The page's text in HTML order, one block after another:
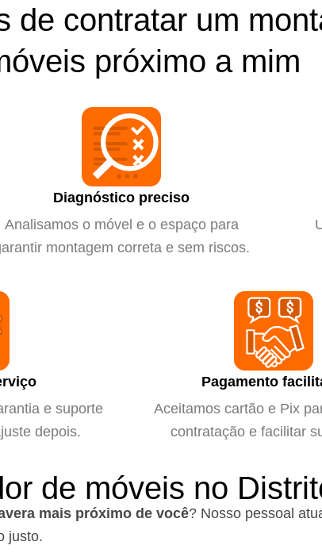
de contratar um
próximo a mim
Diagnóstico preciso
Analisamos o móvel e o espaço para
montagem correta e sem riscos.
e suporte
depois.
Pagamento
Aceitamos cartão e Pix
contratação e facilitar
de móveis no
mais próximo de você? Nosso pessoal
justo.